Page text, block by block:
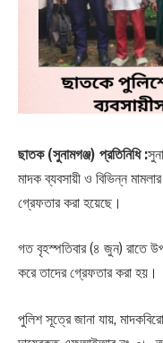
ছাতক (সুনামগঞ্জ) প্রতিনিধি :
মাদক ব্যবসায়ী ও বিভিন্ন
গ্রেফতার করা হয়েছে।
গত বৃহস্পতিবার (৪ জুন) রাতে
করে তাদের গ্রেফতার করা হয়।
পুলিশ সূত্রে জানা যায়,